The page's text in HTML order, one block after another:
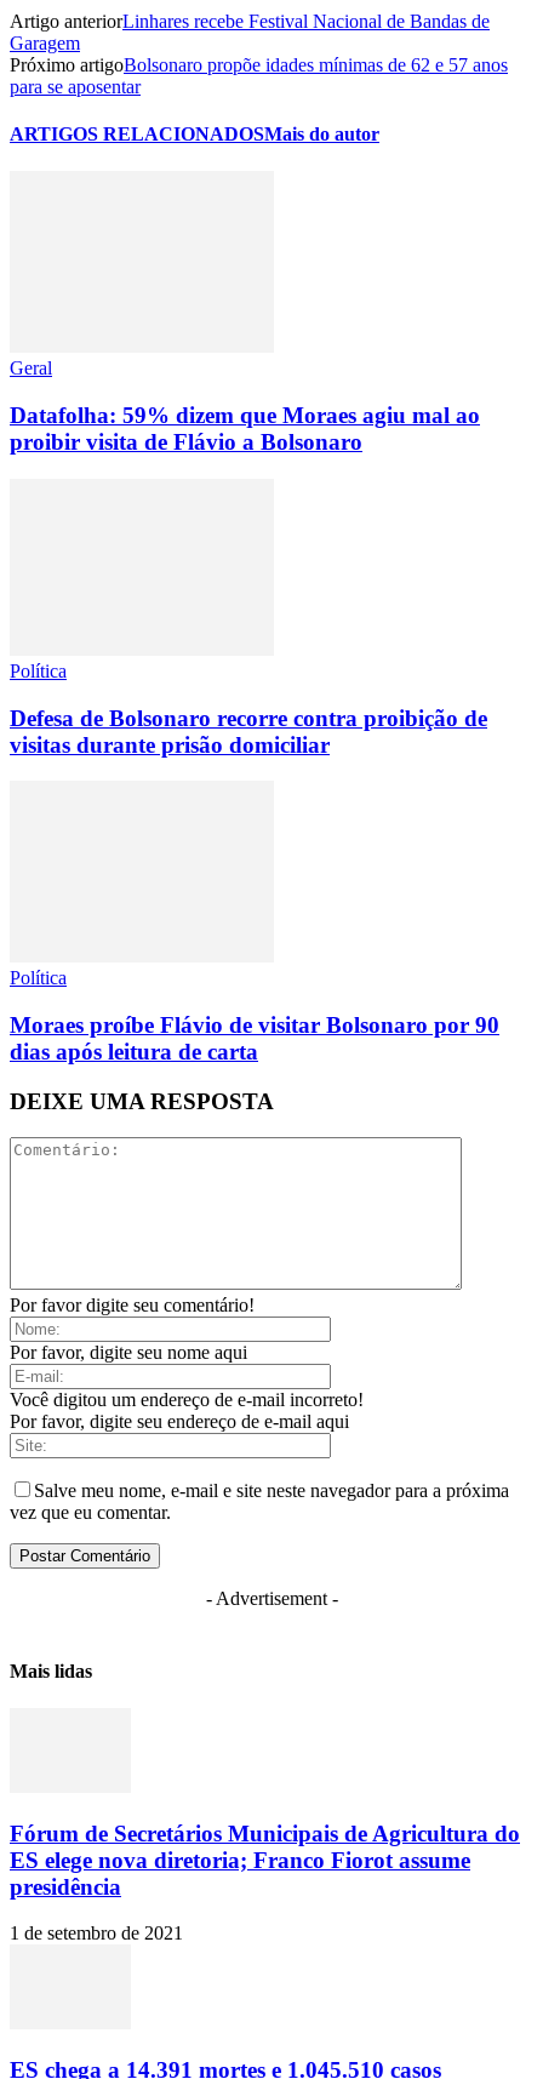
Artigo anteriorLinhares recebe Festival Nacional de Bandas de
Garagem
Próximo artigoBolsonaro propõe idades mínimas de 62 e 57 anos
para se aposentar
ARTIGOS RELACIONADOSMais do autor
Geral
Datafolha: 59% dizem que Moraes agiu mal ao
proibir visita de Flávio a Bolsonaro
Política
Defesa de Bolsonaro recorre contra proibição de
visitas durante prisão domiciliar
Política
Moraes proíbe Flávio de visitar Bolsonaro por 90
dias após leitura de carta
DEIXE UMA RESPOSTA
Por favor digite seu comentário!
Por favor, digite seu nome aqui
Você digitou um endereço de e-mail incorreto!
Por favor, digite seu endereço de e-mail aqui
Salve meu nome, e-mail e site neste navegador para a próxima
vez que eu comentar.
- Advertisement -
Mais lidas
Fórum de Secretários Municipais de Agricultura do
ES elege nova diretoria; Franco Fiorot assume
presidência
1 de setembro de 2021
ES chega a 14.391 mortes e 1.045.510 casos